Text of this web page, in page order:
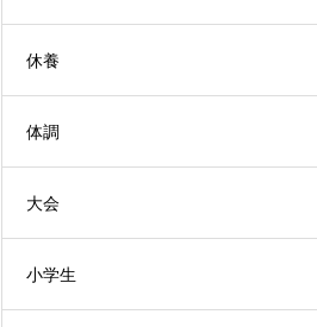
休養
体調
大会
小学生